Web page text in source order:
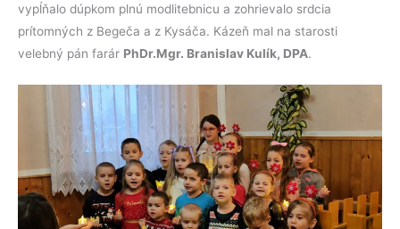
vypĺňalo dúpkom plnú modlitebnicu a zohrievalo srdcia
prítomných z Begeča a z Kysáča. Kázeň mal na starosti
velebný pán farár PhDr.Mgr. Branislav Kulík, DPA.